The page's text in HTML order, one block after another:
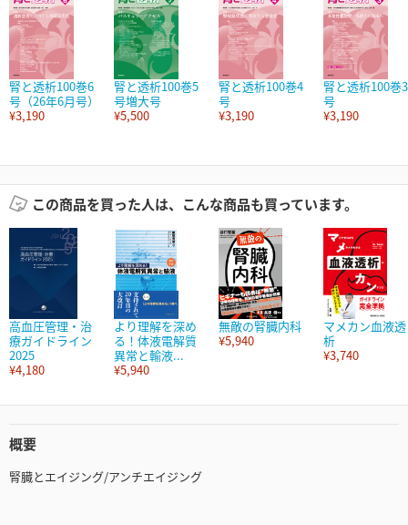
腎と透析100巻6
号（26年6月号）
¥3,190
腎と透析100巻5
号増大号
¥5,500
腎と透析100巻4
号
¥3,190
腎と透析100巻3
号
¥3,190
この商品を買った人は、こんな商品も買っています。
高血圧管理・治
療ガイドライン
2025
¥4,180
より理解を深め
る！体液電解質
異常と輸液...
¥5,940
無敵の腎臓内科
¥5,940
マメカン血液透
析
¥3,740
概要
腎臓とエイジング/アンチエイジング